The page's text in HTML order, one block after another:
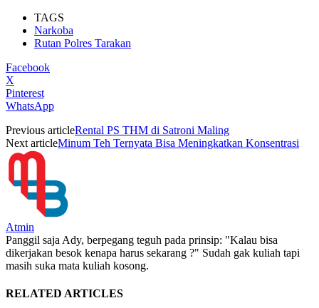
TAGS
Narkoba
Rutan Polres Tarakan
Facebook
X
Pinterest
WhatsApp
Previous articleRental PS THM di Satroni Maling
Next articleMinum Teh Ternyata Bisa Meningkatkan Konsentrasi
Atmin
Panggil saja Ady, berpegang teguh pada prinsip: "Kalau bisa
dikerjakan besok kenapa harus sekarang ?" Sudah gak kuliah tapi
masih suka mata kuliah kosong.
RELATED ARTICLES